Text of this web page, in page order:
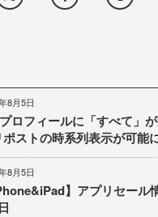
8月5日
ロフィールに「すべて」
ポストの時系列表示が可能
8月5日
】アプリセール